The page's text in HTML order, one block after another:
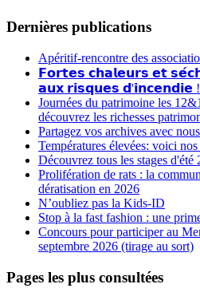
Dernières publications
Apéritif-rencontre des
𝗙𝗼𝗿𝘁𝗲𝘀 𝗰𝗵𝗮𝗹𝗲𝘂𝗿𝘀 𝗲𝘁
𝗮𝘂𝘅 𝗿𝗶𝘀𝗾𝘂𝗲𝘀 𝗱'𝗶𝗻𝗰𝗲𝗻𝗱𝗶𝗲 !
Journées du patrimoine les
découvrez les richesses
Partagez vos archives avec
Températures élevées: voici
Découvrez tous les stages d'été
Prolifération de rats : la
dératisation en 2026
N’oubliez pas la Kids-ID
Stop à la fast fashion : une
Concours pour participer au
septembre 2026 (tirage au sort)
Pages les plus consultées